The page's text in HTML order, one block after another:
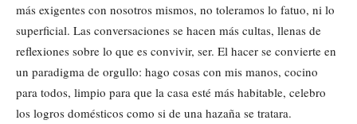
más exigentes con nosotros mismos, no toleramos lo fatuo, ni lo
superficial. Las conversaciones se hacen más cultas, llenas de
reflexiones sobre lo que es convivir, ser. El hacer se convierte en
un paradigma de orgullo: hago cosas con mis manos, cocino
para todos, limpio para que la casa esté más habitable, celebro
los logros domésticos como si de una hazaña se tratara.